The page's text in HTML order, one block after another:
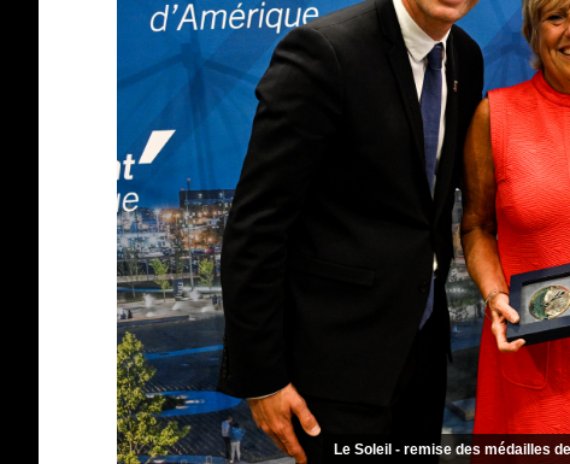
Le Soleil - remise des médailles